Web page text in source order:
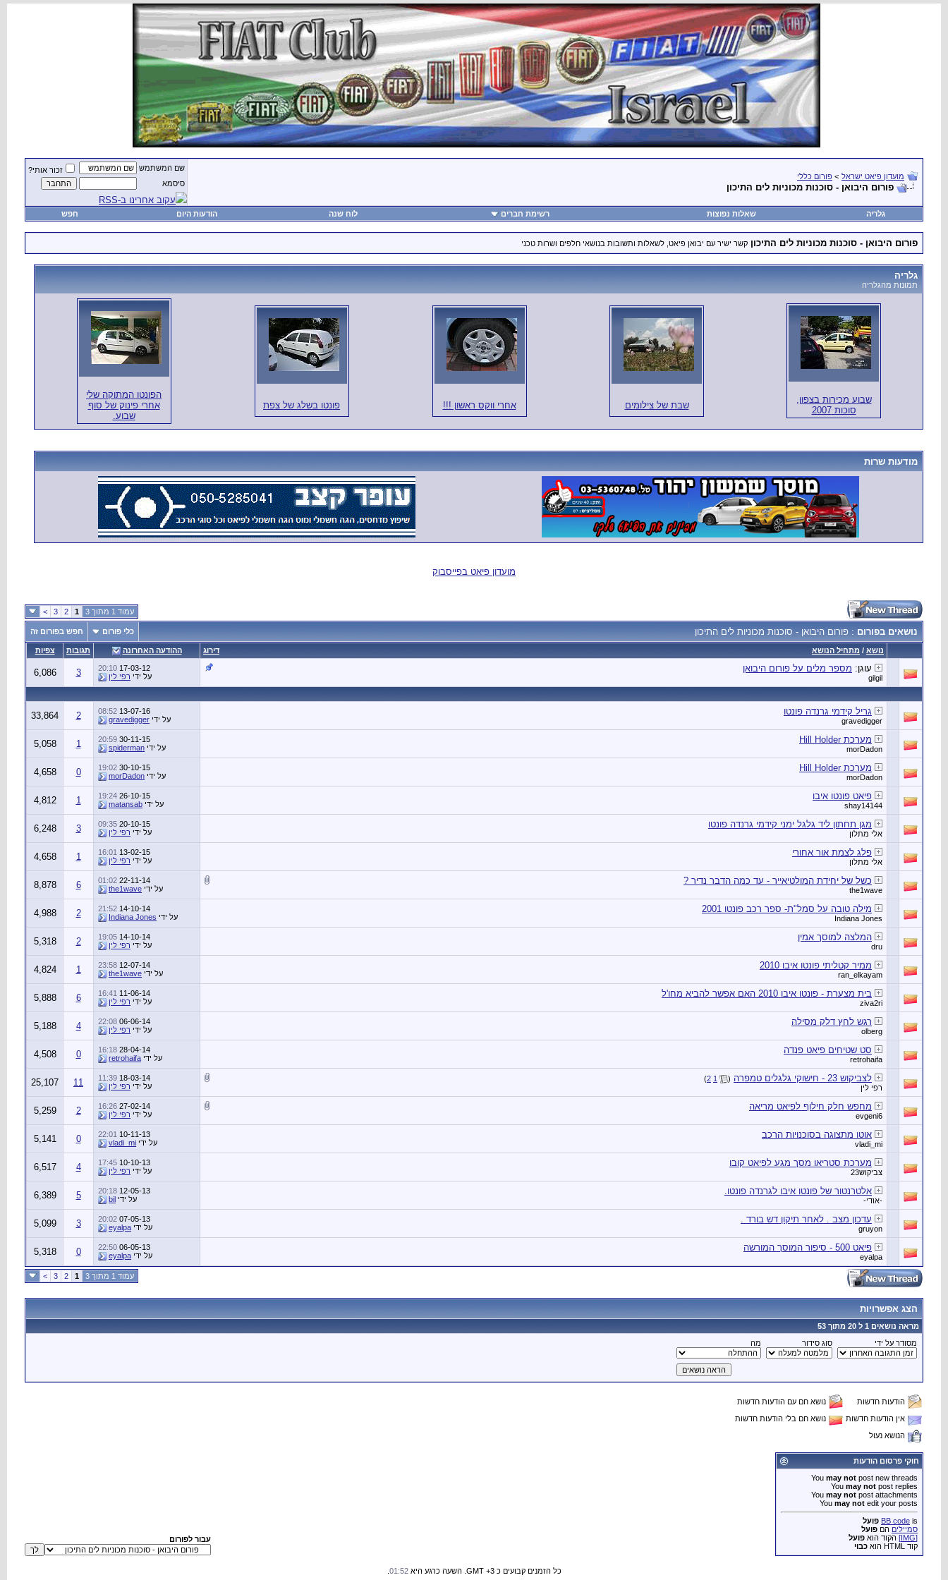
מועדון פיאט ישראל > פורום כללי
פורום היבואן - סוכנות מכוניות לים התיכון
שם המשתמש
זכור אותי?
סיסמא
עקוב אחרינו ב-RSS
גלריה שאלות נפוצות רשימת חברים לוח שנה הודעות היום חפש
פורום היבואן - סוכנות מכוניות לים התיכון קשר ישיר עם יבואן פיאט, לשאלות ותשובות בנושאי חלפים ושרות טכני
גלריה
תמונות מהגלריה
שבוע מכירות בצפון,
סוכות 2007
שבת של צילומים אחרי ווקס ראשון !!! פונטו בשלג של צפת
הפונטו המתוקה שלי
אחרי פינוק של סוף
שבוע.
מודעות שרות
מועדון פיאט בפייסבוק
עמוד 1 מתוך 3 1
2
3
>
נושאים בפורום : פורום היבואן - סוכנות מכוניות לים התיכון כלי פורום חפש בפורום זה
דירוג נושא / מתחיל הנושא ההודעה האחרונה תגובות צפיות
עוגן: מספר מלים על פורום היבואן
gilgil
17-03-12
20:10
על ידי רפי לין 3
6,086
גריל קידמי גרנדה פונטו
gravedigger
13-07-16
08:52
על ידי gravedigger
2
33,864
מערכת Hill Holder
morDadon
30-11-15
20:59
על ידי spiderman
1
5,058
מערכת Hill Holder
morDadon
30-10-15
19:02
על ידי morDadon
0
4,658
פיאט פונטו איבו
shay14144
26-10-15
19:24
על ידי matansab
1
4,812
מגן תחתון ליד גלגל ימני קידמי גרנדה פונטו
אלי מתלון
20-10-15
09:35
על ידי רפי לין 3
6,248
פלג לצמת אור אחורי
אלי מתלון
13-02-15
16:01
על ידי רפי לין 1
4,658
כשל של יחידת המולטיאייר - עד כמה הדבר נדיר ?
the1wave
22-11-14
01:02
על ידי the1wave
6
8,878
מילה טובה על סמל"ת- ספר רכב פונטו 2001
Indiana Jones
14-10-14
21:52
על ידי Indiana Jones
2
4,988
המלצה למוסך אמין
dru
14-10-14
19:05
על ידי רפי לין 2
5,318
ממיר קטליתי פונטו איבו 2010
ran_elkayam
12-07-14
23:58
על ידי the1wave
1
4,824
בית מצערת - פונטו איבו 2010 האם אפשר להביא מחו'ל
ziva2ri
11-06-14
16:41
על ידי רפי לין 6
5,888
רגש לחץ דלק מסילה
olberg
06-06-14
22:08
על ידי רפי לין 4
5,188
סט שטיחים פיאט פנדה
retrohaifa
28-04-14
16:18
על ידי retrohaifa
0
4,508
לצביקוש 23 - חישוקי גלגלים טמפרה (
1
2
)
רפי לין
18-03-14
11:39
על ידי רפי לין 11
25,107
מחפש חלק חילוף לפיאט מריאה
evgeni6
27-02-14
16:26
על ידי רפי לין 2
5,259
אוטו מתצוגה בסוכנויות הרכב
vladi_mi
10-11-13
22:01
על ידי vladi_mi
0
5,141
מערכת סטריאו מסך מגע לפיאט קובו
צביקוש23
10-10-13
17:45
על ידי רפי לין 4
6,517
אלטרנטור של פונטו איבו לגרנדה פונטו.
-אודי-
12-05-13
20:18
על ידי bil
5
6,389
עדכון מצב . לאחר תיקון דש בורד .
gruyon
07-05-13
20:02
על ידי eyalpa
3
5,099
פיאט 500 - סיפור המוסך המורשה
eyalpa
06-05-13
22:50
על ידי eyalpa
0
5,318
עמוד 1 מתוך 3 1
2
3
>
הצג אפשרויות
מראה נושאים 1 ל 20 מתוך 53
מסודר על ידי
סוג סידור מה
הודעות חדשות
נושא חם עם הודעות חדשות
אין הודעות חדשות
נושא חם בלי הודעות חדשות
הנושא נעול
חוקי פרסום הודעות
You may not post new threads
You may not post replies
You may not post attachments
You may not edit your posts
BB code is
פועל
סמיילים הם פועל
[IMG]
הקוד הוא פועל
קוד HTML הוא
כבוי
עבור לפורום
כל הזמנים קבועים כ GMT +3. השעה כרגע היא 01:52